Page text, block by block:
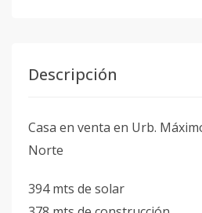
Descripción
Casa en venta en Urb.
Norte
394 mts de solar